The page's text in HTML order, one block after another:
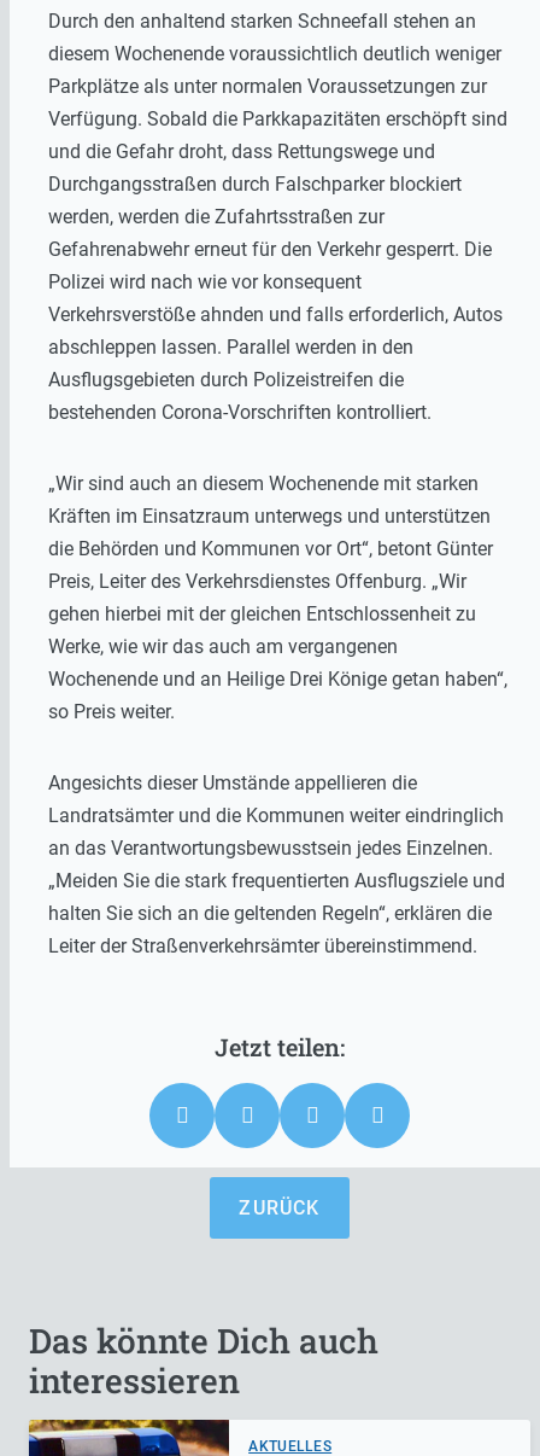
Durch den anhaltend starken Schneefall stehen an
diesem Wochenende voraussichtlich deutlich weniger
Parkplätze als unter normalen Voraussetzungen zur
Verfügung. Sobald die Parkkapazitäten erschöpft sind
und die Gefahr droht, dass Rettungswege und
Durchgangsstraßen durch Falschparker blockiert
werden, werden die Zufahrtsstraßen zur
Gefahrenabwehr erneut für den Verkehr gesperrt. Die
Polizei wird nach wie vor konsequent
Verkehrsverstöße ahnden und falls erforderlich, Autos
abschleppen lassen. Parallel werden in den
Ausflugsgebieten durch Polizeistreifen die
bestehenden Corona-Vorschriften kontrolliert.
„Wir sind auch an diesem Wochenende mit starken
Kräften im Einsatzraum unterwegs und unterstützen
die Behörden und Kommunen vor Ort“, betont Günter
Preis, Leiter des Verkehrsdienstes Offenburg. „Wir
gehen hierbei mit der gleichen Entschlossenheit zu
Werke, wie wir das auch am vergangenen
Wochenende und an Heilige Drei Könige getan haben“,
so Preis weiter.
Angesichts dieser Umstände appellieren die
Landratsämter und die Kommunen weiter eindringlich
an das Verantwortungsbewusstsein jedes Einzelnen.
„Meiden Sie die stark frequentierten Ausflugsziele und
halten Sie sich an die geltenden Regeln“, erklären die
Leiter der Straßenverkehrsämter übereinstimmend.
ZURÜCK
Das könnte Dich auch
interessieren
AKTUELLES